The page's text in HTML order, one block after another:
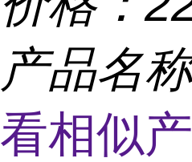
产品名称
看相似